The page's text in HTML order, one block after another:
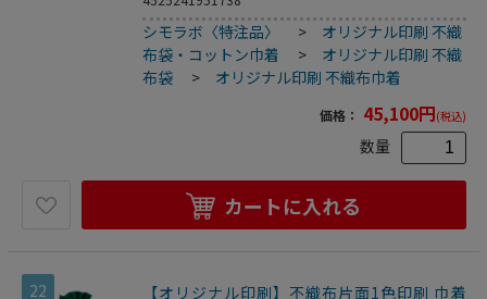
シモラボ〈特注品〉 > オリジナル印刷 不織
布袋・コットン巾着
> オリジナル印刷 不織
布袋
> オリジナル印刷 不織布巾着
価格： 45,100円(税込)
数量
カートに入れる
22
【オリジナル印刷】不織布片面1色印刷 巾着